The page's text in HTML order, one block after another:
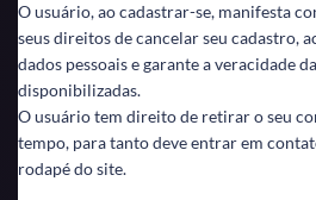
O usuário, ao cadastrar-se, manifesta
seus direitos de cancelar seu cadastro,
dados pessoais e garante a veracidade
disponibilizadas.
O usuário tem direito de retirar o seu
tempo, para tanto deve entrar em
rodapé do site.